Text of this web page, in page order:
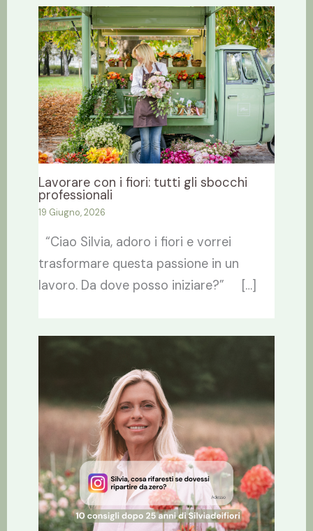
Lavorare con i fiori: tutti gli sbocchi
professionali
19 Giugno, 2026
“Ciao Silvia, adoro i fiori e vorrei
trasformare questa passione in un
lavoro. Da dove posso iniziare?” […]